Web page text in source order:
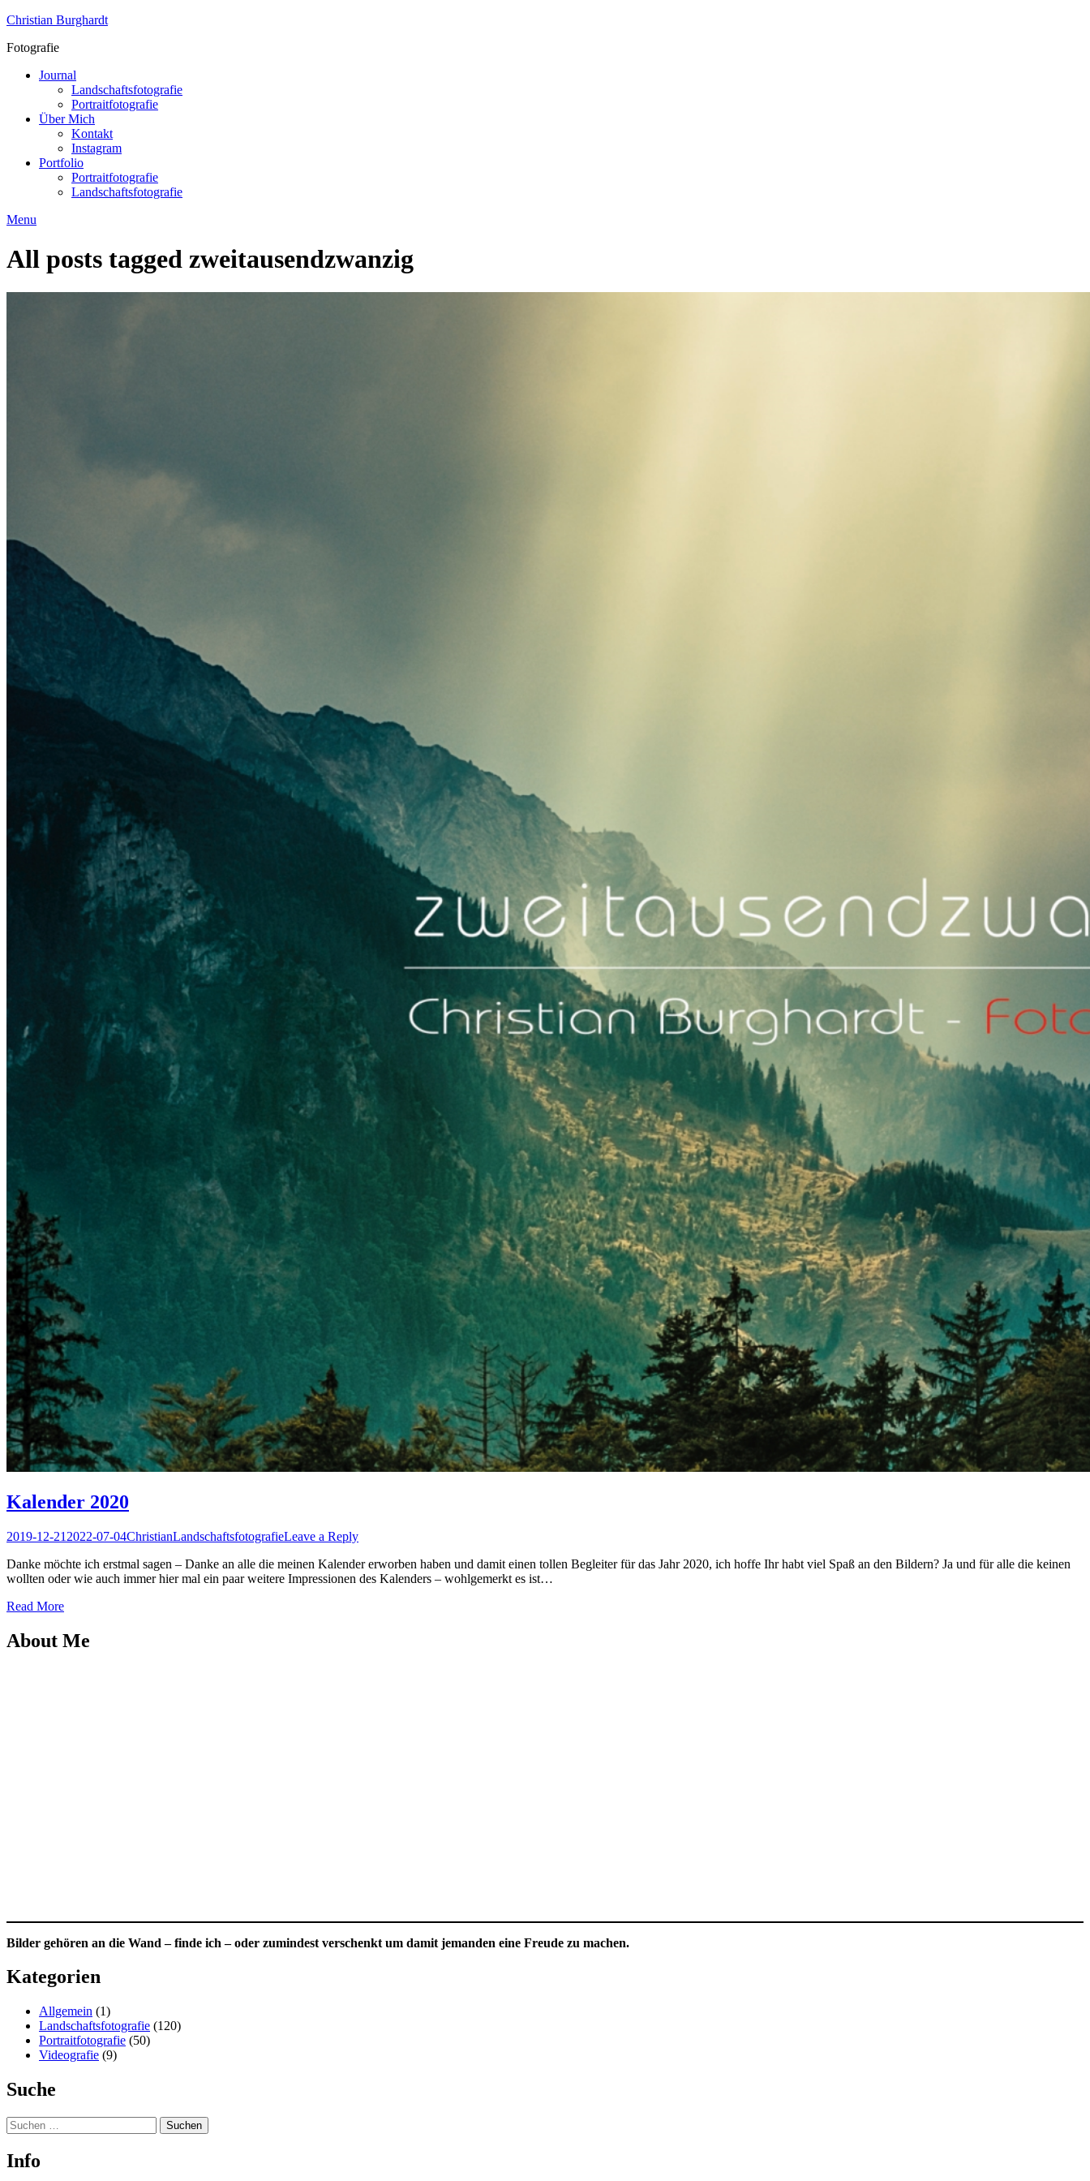
Skip
content
Christian Burghardt
Fotografie
Journal
Landschaftsfotografie
Portraitfotografie
Über Mich
Kontakt
Instagram
Portfolio
Portraitfotografie
Landschaftsfotografie
Menu
All posts tagged zweitausendzwanzig
Kalender 2020
Posted
2019-12-21 2022-07-04Author
ChristianPosted
LandschaftsfotografieLeave a Reply
Danke möchte ich erstmal sagen – Danke an alle die meinen Kalender erworben haben und damit einen tollen Begleiter für das Jahr 2020, ich hoffe Ihr habt viel Spaß an den Bildern? Ja und für alle die keinen
wollten oder wie auch immer hier mal ein paar weitere Impressionen des Kalenders – wohlgemerkt es ist…
Read More
About Me
Bilder gehören an die Wand – finde ich – oder zumindest verschenkt um damit jemanden eine Freude zu machen.
Kategorien
Allgemein (1)
Landschaftsfotografie (120)
Portraitfotografie (50)
Videografie (9)
Suche
Suchen
nach:
Info